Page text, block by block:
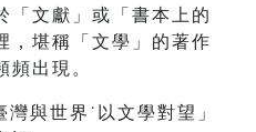
「文獻」或「書本上的
，堪稱「文學」的著作
頻出現。